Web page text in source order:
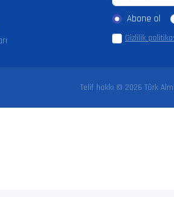
Abone ol
Gizlilik
Telif hakkı © 2026 Türk